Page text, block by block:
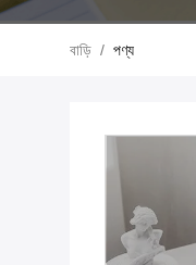
বাড়ি / পণ্য